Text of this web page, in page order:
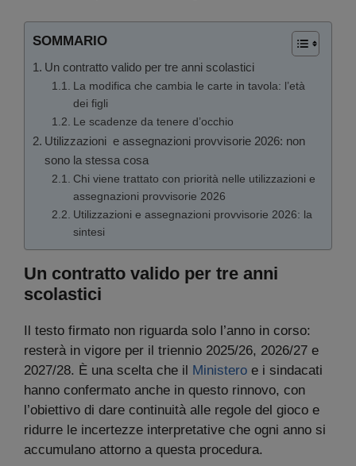
SOMMARIO
Un contratto valido per tre anni scolastici
La modifica che cambia le carte in tavola: l’età
dei figli
Le scadenze da tenere d’occhio
Utilizzazioni e assegnazioni provvisorie 2026: non
sono la stessa cosa
Chi viene trattato con priorità nelle utilizzazioni e
assegnazioni provvisorie 2026
Utilizzazioni e assegnazioni provvisorie 2026: la
sintesi
Un contratto valido per tre anni
scolastici
Il testo firmato non riguarda solo l’anno in corso:
resterà in vigore per il triennio 2025/26, 2026/27 e
2027/28. È una scelta che il
Ministero e i sindacati
hanno confermato anche in questo rinnovo, con
l’obiettivo di dare continuità alle regole del gioco e
ridurre le incertezze interpretative che ogni anno si
accumulano attorno a questa procedura.